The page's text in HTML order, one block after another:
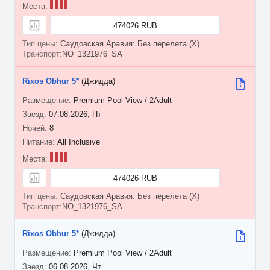
474026 RUB
Саудовская Аравия: Без перелета (X)
NO_1321976_SA
07.08.2026, Пт
8
Rixos Obhur 5* (Джидда)
Premium Pool View / 2Adult
All Inclusive
474026 RUB
Саудовская Аравия: Без перелета (X)
NO_1321976_SA
06.08.2026, Чт
Rixos Obhur 5* (Джидда)
Premium Pool View / 2Adult